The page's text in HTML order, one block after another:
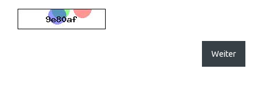
Weiter